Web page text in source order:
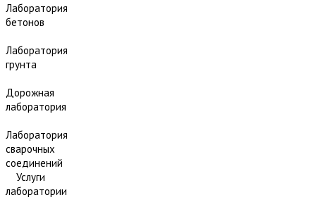
Лаборатория
бетонов
Лаборатория
грунта
Дорожная
лаборатория
Лаборатория
сварочных
соединений
Услуги
лаборатории